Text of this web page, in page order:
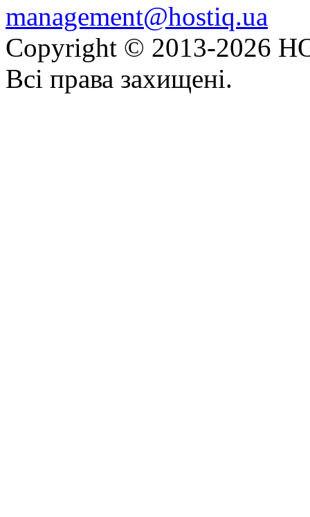
management@hostiq.ua
Copyright © 2013-2026
Всі права захищені.